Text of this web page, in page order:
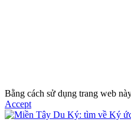
Bằng cách sử dụng trang web
Accept